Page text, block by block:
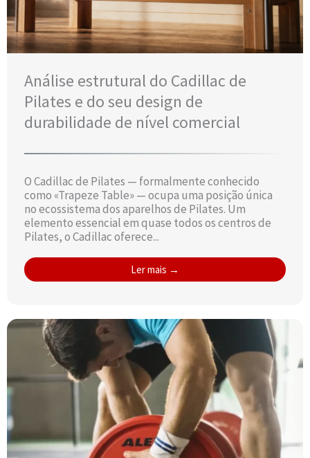
Análise estrutural do Cadillac de
Pilates e do seu design de
durabilidade de nível comercial
O Cadillac de Pilates — formalmente conhecido
como «Trapeze Table» — ocupa uma posição única
no ecossistema dos aparelhos de Pilates. Um
elemento essencial em quase todos os centros de
Pilates, o Cadillac oferece...
Ler mais →